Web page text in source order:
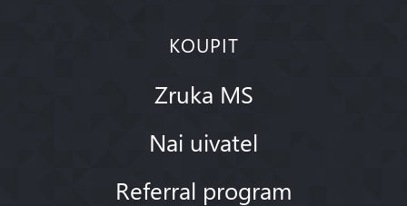
KOUPIT
Zruka MS
Nai uivatel
Referral program